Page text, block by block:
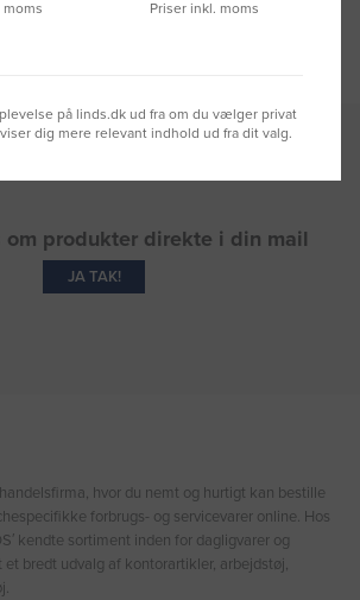
vores 5-stjernede anmeldelser.
om produkter direkte i din mail
JA TAK!
hvor du nemt og hurtigt kan bestille
forbrugs- og servicevarer online. Hos
kendte sortiment inden for dagligvarer og
et bredt udvalg af kontorartikler, arbejdstøj,
moms Priser inkl. moms
på linds.dk ud fra om du vælger privat
dig mere relevant indhold ud fra dit valg.